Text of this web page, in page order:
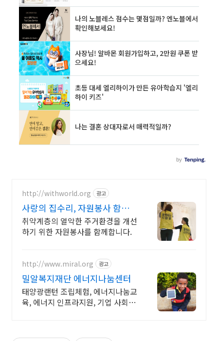
http://withworld.org 광고
사랑의 집수리, 자원봉사 함께웃
는세상 만들기
취약계층의 열악한 주거환경을 개선
하기 위한 자원봉사를 함께합니다.
http://www.miral.org 광고
밀알복지재단 에너지나눔센터
태양광랜턴 조립체험, 에너지나눔교
육, 에너지 인프라지원, 기업 사회공